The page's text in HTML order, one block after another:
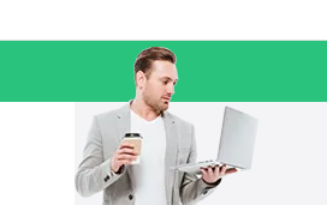
Koop bij een specialist